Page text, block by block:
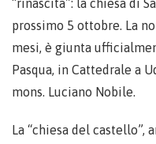
“rinascita”: la chiesa di
prossimo 5 ottobre. La
mesi, è giunta
Pasqua, in Cattedrale a
mons. Luciano Nobile.
La “chiesa del castello”,